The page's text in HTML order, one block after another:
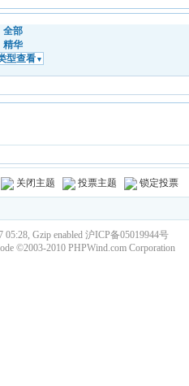
全部
精华
型查看 ▼
关闭主题 投票主题 锁定投票
05:28, Gzip enabled 沪ICP备05019944号
©2003-2010 PHPWind.comCorporation